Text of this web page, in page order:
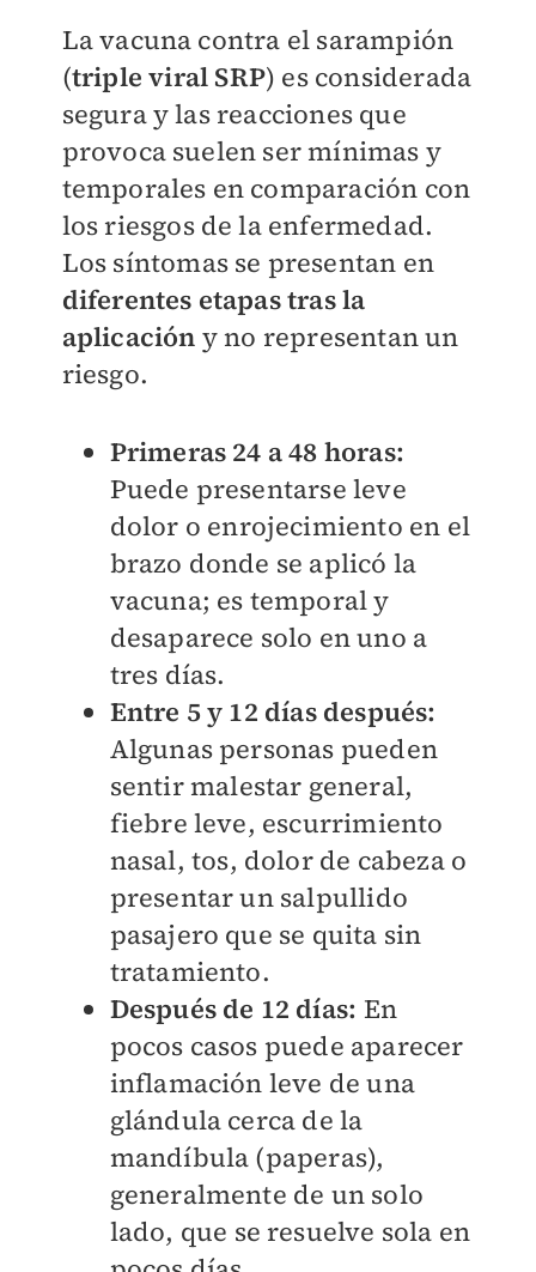
La vacuna contra el sarampión
(triple viral SRP) es considerada
segura y las reacciones que
provoca suelen ser mínimas y
temporales en comparación con
los riesgos de la enfermedad.
Los síntomas se presentan en
diferentes etapas tras la
aplicación y no representan un
riesgo.
Primeras 24 a 48 horas:
Puede presentarse leve
dolor o enrojecimiento en el
brazo donde se aplicó la
vacuna; es temporal y
desaparece solo en uno a
tres días.
Entre 5 y 12 días después:
Algunas personas pueden
sentir malestar general,
fiebre leve, escurrimiento
nasal, tos, dolor de cabeza o
presentar un salpullido
pasajero que se quita sin
tratamiento.
Después de 12 días: En
pocos casos puede aparecer
inflamación leve de una
glándula cerca de la
mandíbula (paperas),
generalmente de un solo
lado, que se resuelve sola en